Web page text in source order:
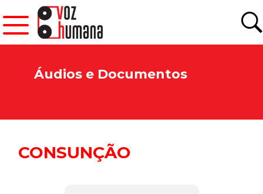
Áudios e Documentos
CONSUNÇÃO